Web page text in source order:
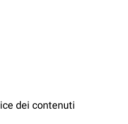
dei contenuti